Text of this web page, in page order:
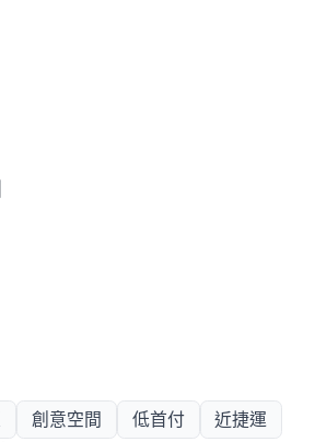
創意空間 低首付 近捷運